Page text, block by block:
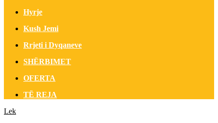
Hyrje
Kush Jemi
Rrjeti i Dyqaneve
SHËRBIMET
OFERTA
TË REJA
Lek